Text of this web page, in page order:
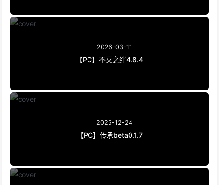
2026-03-11
【PC】不灭之绊4.8.4
2025-12-24
【PC】传承beta0.1.7